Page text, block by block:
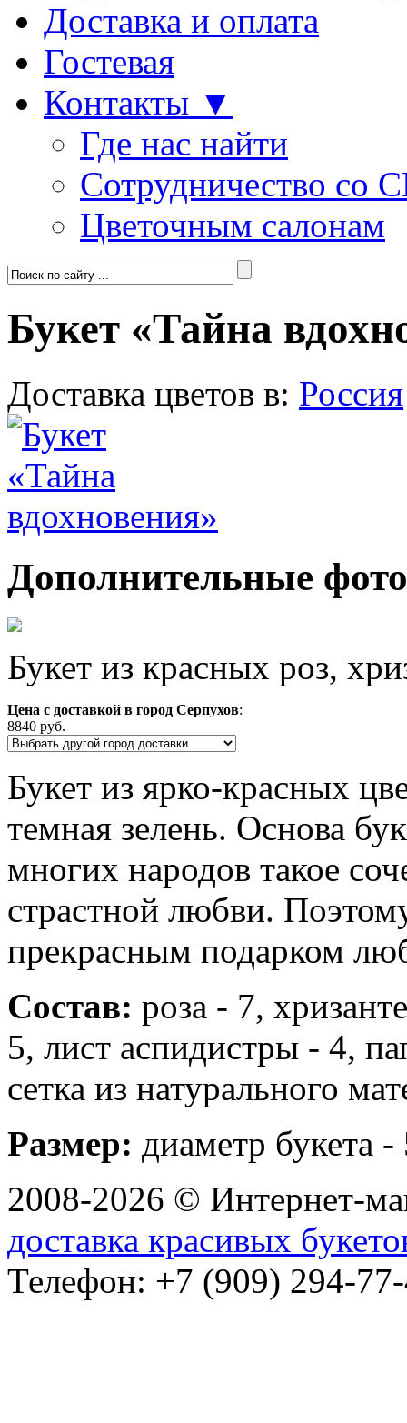
Доставка и оплата
Гостевая
Контакты ▼
Где нас найти
Сотрудничество со
Цветочным салонам
Букет «Тайна
Доставка цветов в: Россия
Дополнительные
Букет из красных роз,
Цена с доставкой в город Серпухов:
8840 руб.
Букет из ярко-красных
темная зелень. Основа
многих народов такое
страстной любви.
прекрасным подарком
Состав: роза - 7,
5, лист аспидистры - 4,
сетка из натурального
Размер: диаметр букета
2008-2026 © Интернет-
доставка красивых
Телефон: +7 (909) 294-